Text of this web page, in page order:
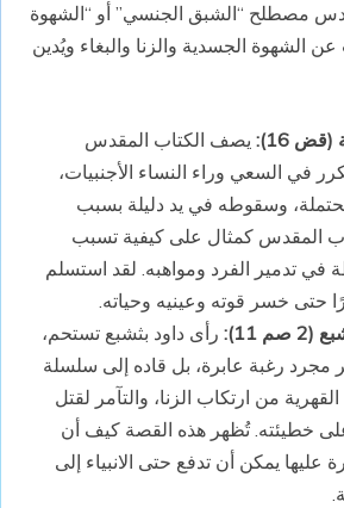
مصطلح “الشبق الجنسي” أو “الشهوة
الشهوة الجسدية والزنا والبغاء ويُدين
16):
يصف الكتاب المقدس
في السعي وراء النساء الأجنبيات،
وسقوطه في يد دليلة بسبب
المقدس كمثال على كيفية تسبب
في تدمير الفرد ومواهبه. لقد استسلم
حتى خسر قوته وعينيه وحياته.
11):
رأى داود بثشبع تستحم،
مجرد رغبة عابرة، بل قاده إلى سلسلة
من ارتكاب الزنا، والتآمر لقتل
على خطيئته. تُظهر هذه القصة كيف أن
عليها يمكن أن تدفع حتى الانبياء إلى